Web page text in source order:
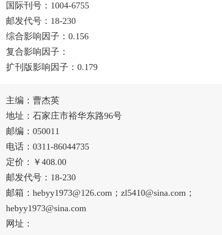
国际刊号：1004-6755
邮发代号：18-230
综合影响因子：0.156
复合影响因子：
扩刊版影响因子：0.179
主编：曹杰英
地址：石家庄市裕华东路96号
邮编：050011
电话：0311-86044735
定价：￥408.00
邮发代号：18-230
邮箱：hebyy1973@126.com；zl5410@sina.com；
hebyy1973@sina.com
网址：